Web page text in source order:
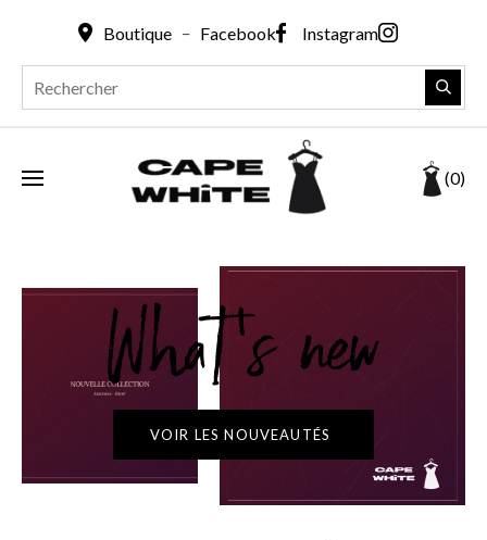
Boutique Facebook Instagram
(0)
VOIR LES NOUVEAUTÉS